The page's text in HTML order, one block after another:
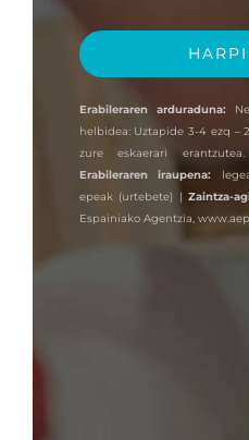
Erabileraren arduraduna:
helbidea: Uztapide 3-4 ezq –
zure eskaerari
Erabileraren iraupena:
epeak (urtebete) |Zaintza-
Espainiako Agentzia,